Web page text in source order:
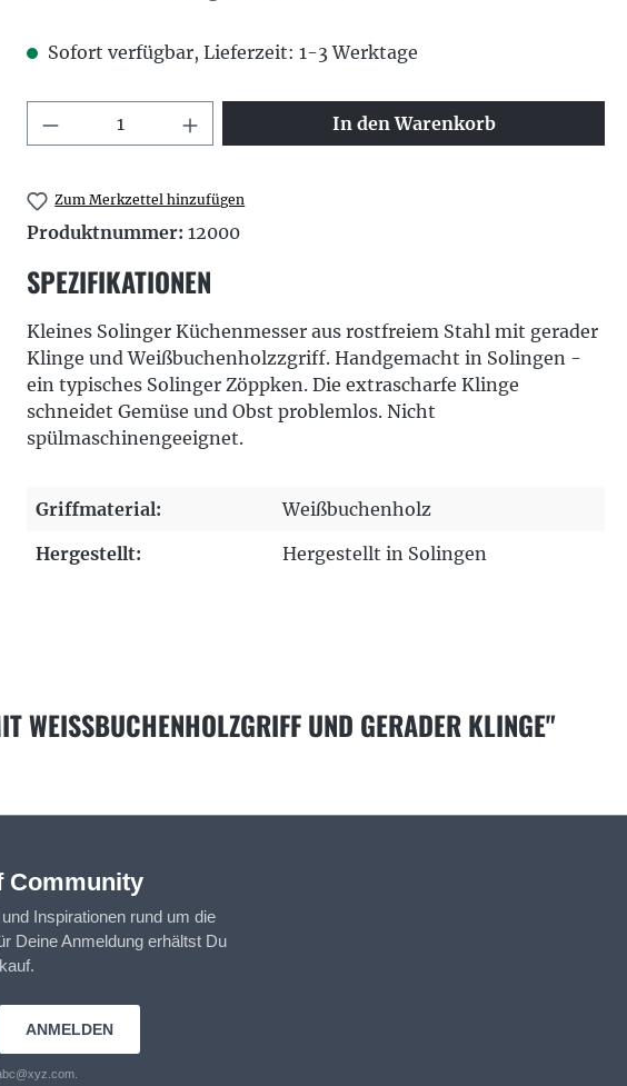
Sofort verfügbar, Lieferzeit: 1-3 Werktage
Produkt Anzahl: Gib den gewünschten
In den Warenkorb
Zum Merkzettel hinzufügen
Produktnummer: 12000
SPEZIFIKATIONEN
Kleines Solinger Küchenmesser aus rostfreiem Stahl mit gerader
Klinge und Weißbuchenholzzgriff. Handgemacht in Solingen -
ein typisches Solinger Zöppken. Die extrascharfe Klinge
schneidet Gemüse und Obst problemlos. Nicht
spülmaschinengeeignet.
Griffmaterial:
Weißbuchenholz
Hergestellt:
Hergestellt in Solingen
WEISSBUCHENHOLZGRIFF UND GERADER KLINGE"
Community
Inspirationen rund um die
Deine Anmeldung erhältst Du
ANMELDEN